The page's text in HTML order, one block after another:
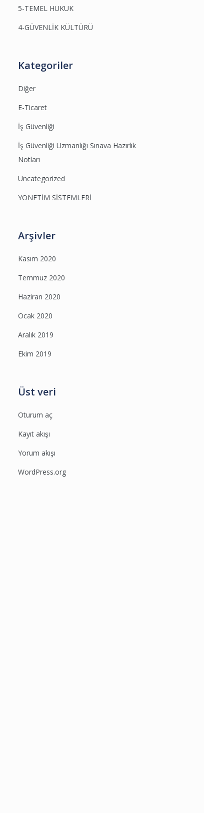
5-TEMEL HUKUK
4-GÜVENLİK KÜLTÜRÜ
Kategoriler
Diğer
E-Ticaret
İş Güvenliği
İş Güvenliği Uzmanlığı Sınava Hazırlık
Notları
Uncategorized
YÖNETİM SİSTEMLERİ
Arşivler
Kasım 2020
Temmuz 2020
Haziran 2020
Ocak 2020
Aralık 2019
Ekim 2019
Üst veri
Oturum aç
Kayıt akışı
Yorum akışı
WordPress.org